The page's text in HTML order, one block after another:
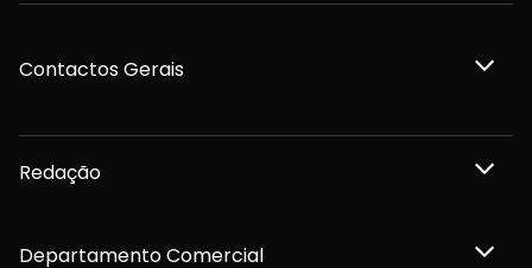
Contactos Gerais
Redação
Departamento Comercial